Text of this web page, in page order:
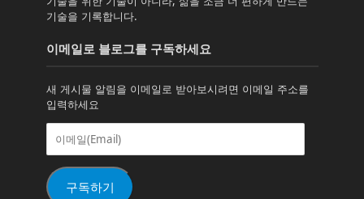
기술을 기록합니다.
이메일로 블로그를 구독하세요
새 게시물 알림을 이메일로 받아보시려면 이메일 주소를
입력하세요
이
일
(Email)
구독하기